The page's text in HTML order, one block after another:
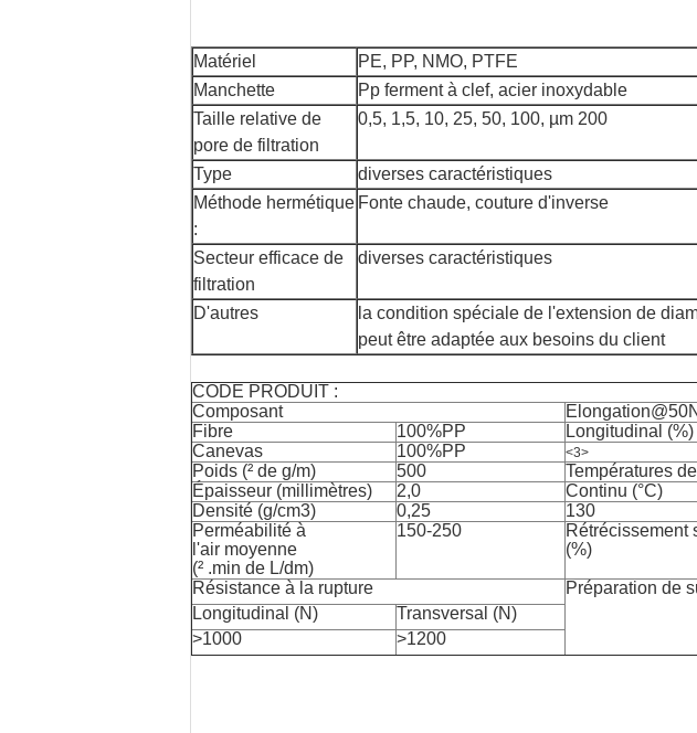
Matériel
PE, PP, NMO, PTFE
Manchette
Pp ferment à clef, acier inoxydable
Taille relative de
pore de filtration
0,5, 1,5, 10, 25, 50, 100, µm 200
Type
diverses caractéristiques
Méthode hermétique
:
Fonte chaude, couture d'inverse
Secteur efficace de
filtration
diverses caractéristiques
D'autres
la condition spéciale de l'extension de
peut être adaptée aux besoins du client
CODE PRODUIT :
Composant
Fibre
100%PP Longitudinal (%)
Canevas
100%PP <3>
Poids (² de g/m) 500
Températures
Épaisseur (millimètres)
2,0 Continu (°C)
Densité (g/cm3)
0,25 130
Perméabilité à
l'air moyenne
(² .min de L/dm)
150-250
Rétrécissement
(%)
Résistance à la rupture Préparation de
Longitudinal (N)
Transversal (N)
>1000
>1200